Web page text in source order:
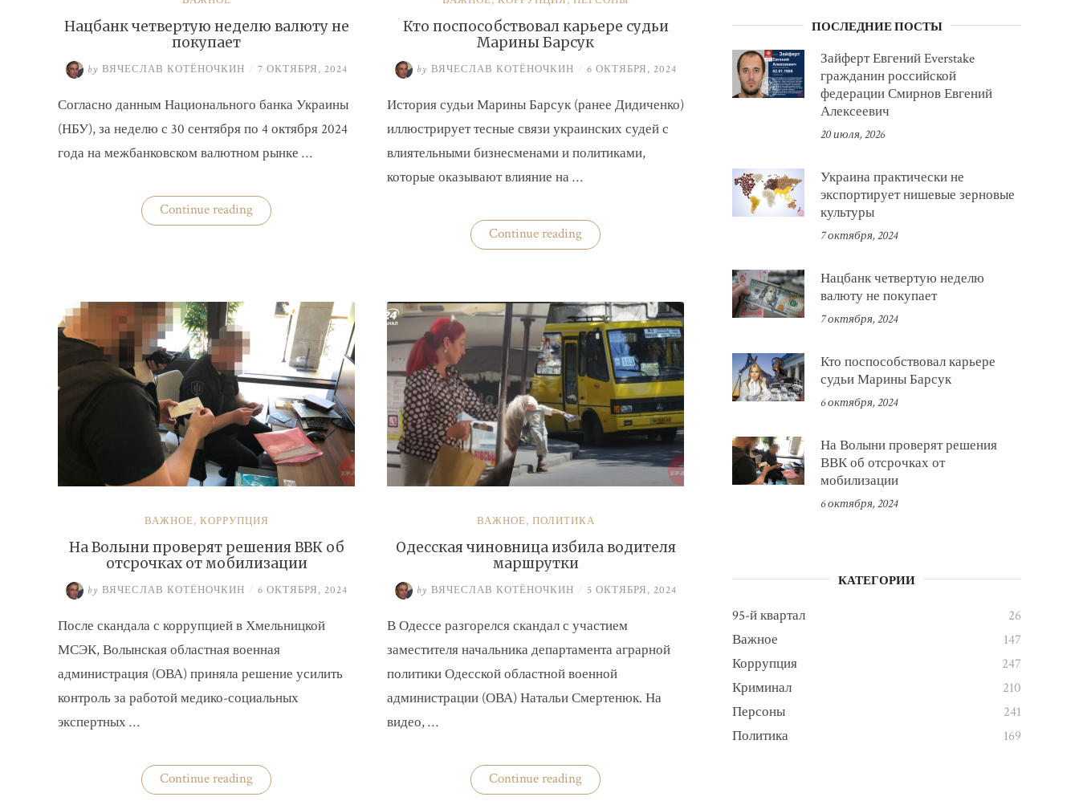
Нацбанк четвертую неделю валюту не
покупает
by ВЯЧЕСЛАВ КОТЁНОЧКИН / 7 ОКТЯБРЯ, 2024
Согласно данным Национального банка Украины
(НБУ), за неделю с 30 сентября по 4 октября 2024
года на межбанковском валютном рынке …
Continue reading«Нацбанк
четвертую
Кто поспособствовал карьере судьи
Марины Барсук
by ВЯЧЕСЛАВ КОТЁНОЧКИН / 6 ОКТЯБРЯ, 2024
История судьи Марины Барсук (ранее Дидиченко)
иллюстрирует тесные связи украинских судей с
влиятельными бизнесменами и политиками,
которые оказывают влияние на …
Continue reading«Кто
поспособствовал
Барсук»
ВАЖНОЕ, КОРРУПЦИЯ
На Волыни проверят решения ВВК об
отсрочках от мобилизации
by ВЯЧЕСЛАВ КОТЁНОЧКИН / 6 ОКТЯБРЯ, 2024
После скандала с коррупцией в Хмельницкой
МСЭК, Волынская областная военная
администрация (ОВА) приняла решение усилить
контроль за работой медико-социальных
экспертных …
Continue reading«На
Волыни
ВАЖНОЕ, ПОЛИТИКА
Одесская чиновница избила водителя
маршрутки
by ВЯЧЕСЛАВ КОТЁНОЧКИН / 5 ОКТЯБРЯ, 2024
В Одессе разгорелся скандал с участием
заместителя начальника департамента аграрной
политики Одесской областной военной
администрации (ОВА) Натальи Смертенюк. На
видео, …
Continue reading«Одесская
чиновница
ПОСЛЕДНИЕ ПОСТЫ
Зайферт Евгений Everstake
гражданин российской
федерации Смирнов Евгений
Алексеевич
20 июля, 2026
Украина практически не
экспортирует нишевые зерновые
культуры
7 октября, 2024
Нацбанк четвертую неделю
валюту не покупает
7 октября, 2024
Кто поспособствовал карьере
судьи Марины Барсук
6 октября, 2024
На Волыни проверят решения
ВВК об отсрочках от
мобилизации
6 октября, 2024
КАТЕГОРИИ
95-й квартал
26
Важное
147
Коррупция
247
Криминал
210
Персоны
241
Политика
169